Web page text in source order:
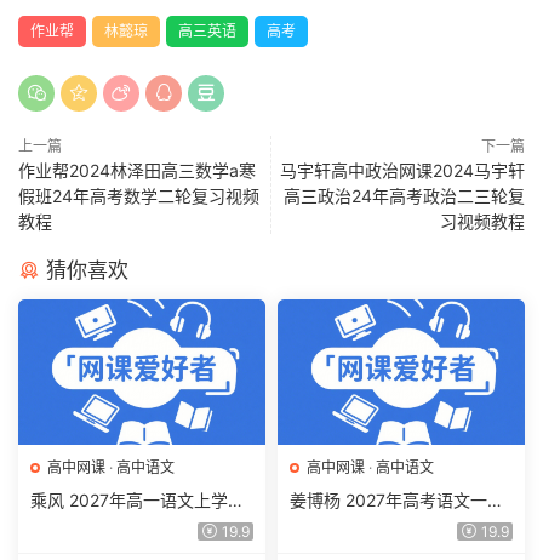
作业帮 林懿琼 高三英语 高考
上一篇
作业帮2024林泽田高三数学a寒
假班24年高考数学二轮复习视频
教程
下一篇
马宇轩高中政治网课2024马宇轩
高三政治24年高考政治二三轮复
习视频教程
猜你喜欢
高中网课 · 高中语文
乘风 2027年高一语文上学期
网课教程 高一语文 暑假班视
19.9
高中网课 · 高中语文
姜博杨 2027年高考语文一轮
复习网课教程 高三语文 上学
19.9